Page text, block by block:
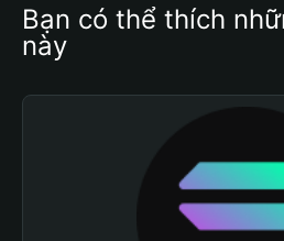
Bạn có thể thích
này